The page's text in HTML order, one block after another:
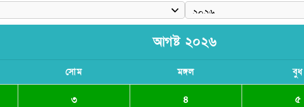
আগষ্ট ২০২৬
সোম মঙ্গল বুধ
৩ ৪ ৫